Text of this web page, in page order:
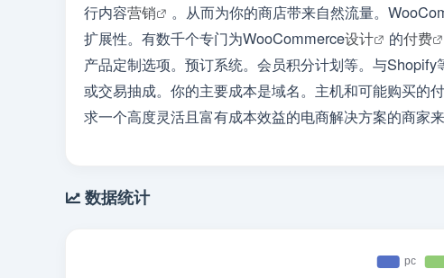
行内容营销
。从而为你的商店带来自然流量。
扩展性。有数千个专门为WooCommerce设计 的付费
产品定制选项。预订系统。会员积分计划等。与
或交易抽成。你的主要成本是域名。主机和可能购买的
求一个高度灵活且富有成本效益的电商解决方案的商家
数据统计